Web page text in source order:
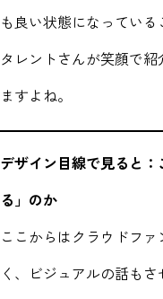
も良い状態になっている
タレントさんが笑顔で
ますよね。
デザイン目線で見ると
る」のか
ここからはクラウドフ
く、ビジュアルの話もさ
デザイン目線で見
このプロジェク